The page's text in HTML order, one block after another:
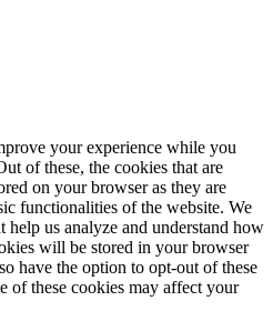
your experience while you
of these, the cookies that are
on your browser as they are
functionalities of the website. We
help us analyze and understand how
will be stored in your browser
have the option to opt-out of these
of these cookies may affect your